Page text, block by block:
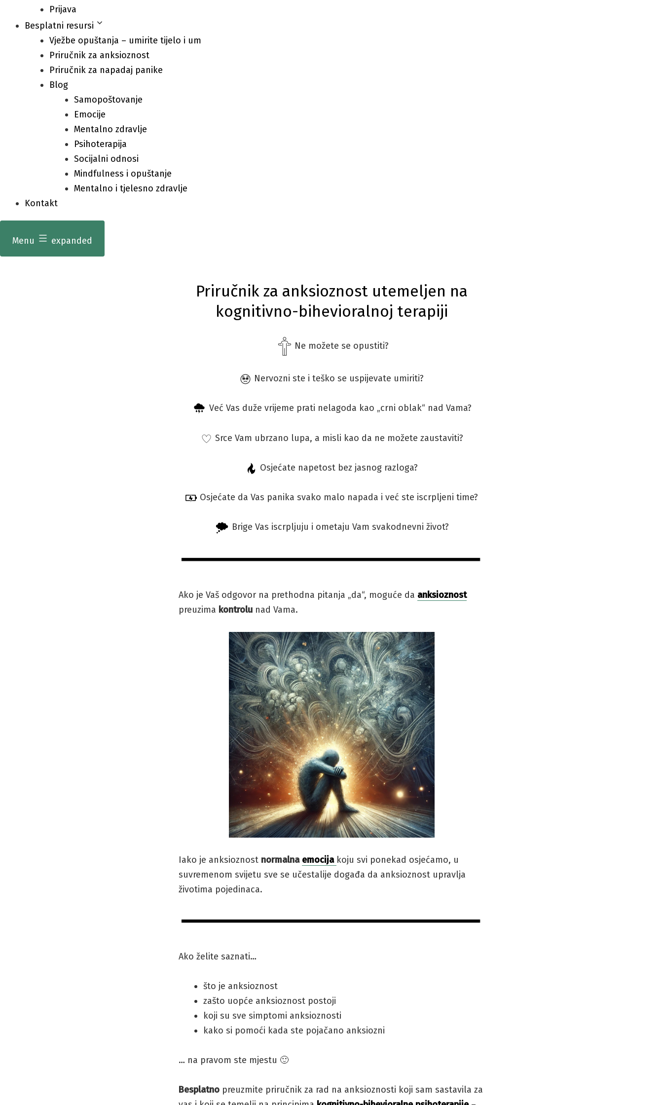
Prijava
Besplatni resursi
Vježbe opuštanja – umirite tijelo i um
Priručnik za anksioznost
Priručnik za napadaj panike
Blog
Samopoštovanje
Emocije
Mentalno zdravlje
Psihoterapija
Socijalni odnosi
Mindfulness i opuštanje
Mentalno i tjelesno zdravlje
Kontakt
Menu expanded
Priručnik za anksioznost utemeljen na
kognitivno-bihevioralnoj terapiji
Ne možete se opustiti?
Nervozni ste i teško se uspijevate umiriti?
Već Vas duže vrijeme prati nelagoda kao „crni oblak“ nad Vama?
Srce Vam ubrzano lupa, a misli kao da ne možete zaustaviti?
Osjećate napetost bez jasnog razloga?
Osjećate da Vas panika svako malo napada i već ste iscrpljeni time?
Brige Vas iscrpljuju i ometaju Vam svakodnevni život?
Ako je Vaš odgovor na prethodna pitanja „da“, moguće da anksioznost
preuzima kontrolu nad Vama.
Iako je anksioznost normalna emocija koju svi ponekad osjećamo, u
suvremenom svijetu sve se učestalije događa da anksioznost upravlja
životima pojedinaca.
Ako želite saznati…
što je anksioznost
zašto uopće anksioznost postoji
koji su sve simptomi anksioznosti
kako si pomoći kada ste pojačano anksiozni
… na pravom ste mjestu 🙂
Besplatno preuzmite priručnik za rad na anksioznosti koji sam sastavila za